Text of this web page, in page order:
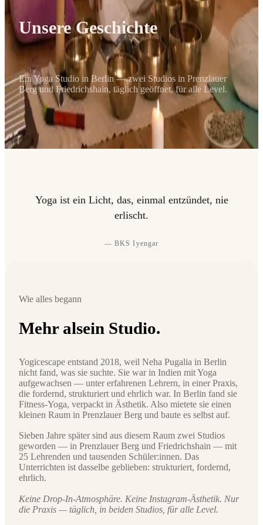
Unsere Geschichte
Ein Yoga Studio in Berlin — zwei Studios in Prenzlauer
Berg und Friedrichshain, täglich geöffnet, für alle Level.
Yoga ist ein Licht, das, einmal entzündet, nie
erlischt.
— BKS Iyengar
Wie alles begann
Mehr alsein Studio.
Yogicescape entstand 2018, weil Neha Pugalia in Berlin
nicht fand, was sie suchte. Sie war in Indien mit Yoga
aufgewachsen — unter erfahrenen Lehrern, in einer Praxis,
die fordernd, strukturiert und ehrlich war. In Berlin fand sie
Fitness-Yoga, verpackt in Ästhetik. Also mietete sie einen
kleinen Raum in Prenzlauer Berg und baute es selbst auf.
Sieben Jahre später sind aus diesem Raum zwei Studios
geworden — in Prenzlauer Berg und Friedrichshain — mit
25 Lehrenden und tausenden Schüler:innen. Das
Unterrichten ist dasselbe geblieben: strukturiert, fordernd,
ehrlich.
Keine Drop-In-Atmosphäre. Keine Instagram-Ästhetik. Nur
die Praxis — täglich, in beiden Studios, für alle Level.